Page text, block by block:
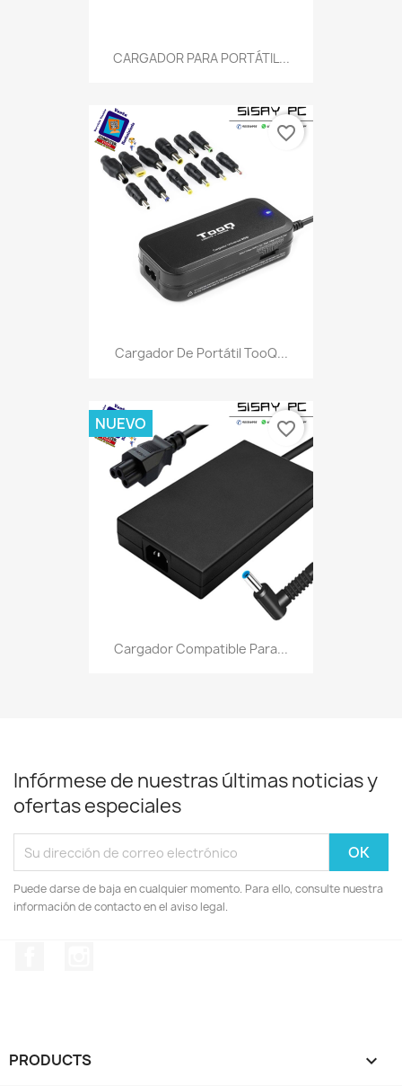
CARGADOR PARA PORTÁTIL...
Cargador De Portátil TooQ...
favorite_border
Cargador Compatible Para...
NUEVO favorite_border
Infórmese de nuestras últimas noticias y
ofertas especiales
Puede darse de baja en cualquier momento. Para ello, consulte nuestra
información de contacto en el aviso legal.
PRODUCTS 